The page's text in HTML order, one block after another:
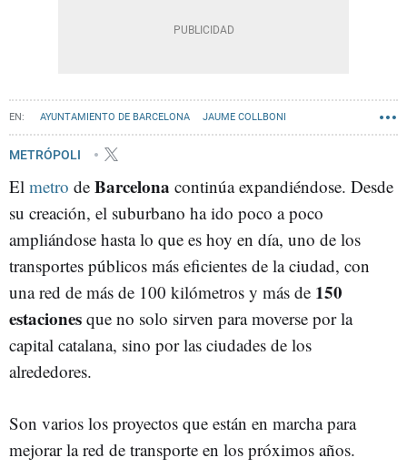
AYUNTAMIENTO DE BARCELONA JAUME COLLBONI
METRÓPOLI
El metro de Barcelona continúa expandiéndose. Desde
su creación, el suburbano ha ido poco a poco
ampliándose hasta lo que es hoy en día, uno de los
transportes públicos más eficientes de la ciudad, con
una red de más de 100 kilómetros y más de 150
estaciones que no solo sirven para moverse por la
capital catalana, sino por las ciudades de los
alrededores.
Son varios los proyectos que están en marcha para
mejorar la red de transporte en los próximos años.